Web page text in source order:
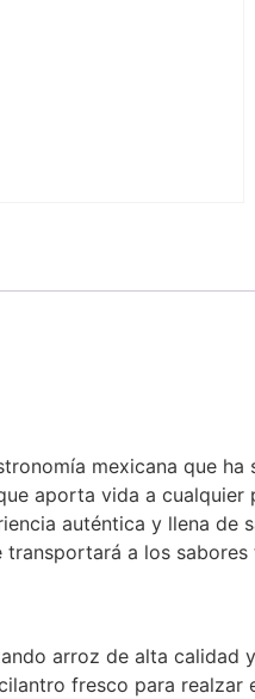
mexicana que
aporta vida a
auténtica y llena
a los
arroz de alta
fresco para